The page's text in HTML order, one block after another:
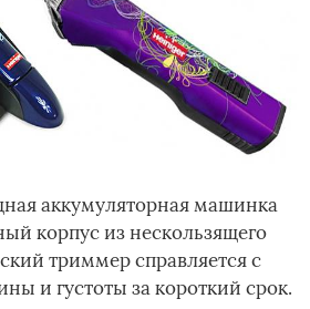
аккумуляторная машинка
корпус из нескользящего
триммер справляется с
и густоты за короткий срок.